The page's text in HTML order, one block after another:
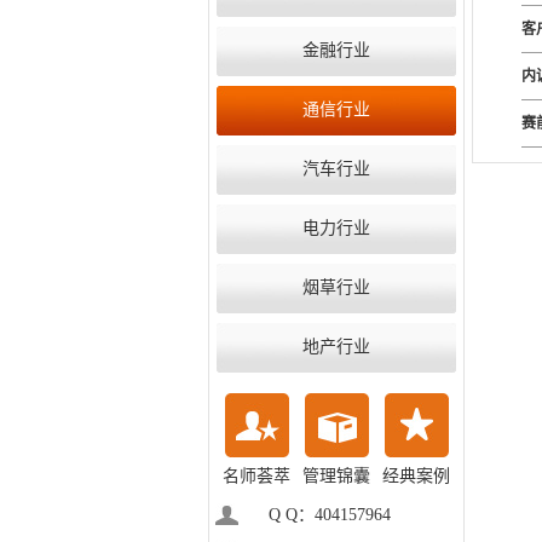
金融行业
通信行业
汽车行业
电力行业
烟草行业
地产行业
名师荟萃 管理锦囊 经典案例
Q Q：404157964
客
内
赛